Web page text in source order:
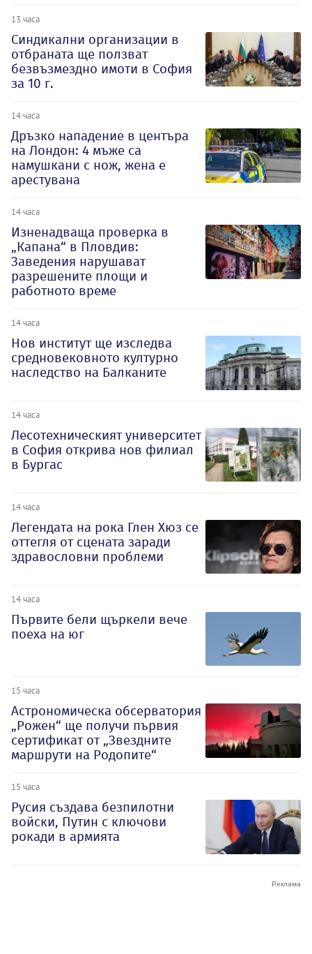
13 часа
Синдикални организации в
отбраната ще ползват
безвъзмездно имоти в София
за 10 г.
14 часа
Дръзко нападение в центъра
на Лондон: 4 мъже са
намушкани с нож, жена е
арестувана
14 часа
Изненадваща проверка в
„Капана“ в Пловдив:
Заведения нарушават
разрешените площи и
работното време
14 часа
Нов институт ще изследва
средновековното културно
наследство на Балканите
14 часа
Лесотехническият университет
в София открива нов филиал
в Бургас
14 часа
Легендата на рока Глен Хюз се
оттегля от сцената заради
здравословни проблеми
14 часа
Първите бели щъркели вече
поеха на юг
15 часа
Астрономическа обсерватория
„Рожен“ ще получи първия
сертификат от „Звездните
маршрути на Родопите“
15 часа
Русия създава безпилотни
войски, Путин с ключови
рокади в армията